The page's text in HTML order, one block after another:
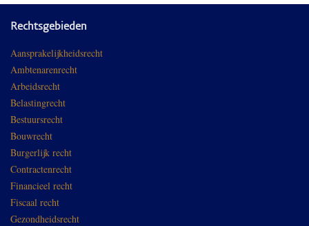
Rechtsgebieden
Aansprakelijkheidsrecht
Ambtenarenrecht
Arbeidsrecht
Belastingrecht
Bestuursrecht
Bouwrecht
Burgerlijk recht
Contractenrecht
Financieel recht
Fiscaal recht
Gezondheidsrecht